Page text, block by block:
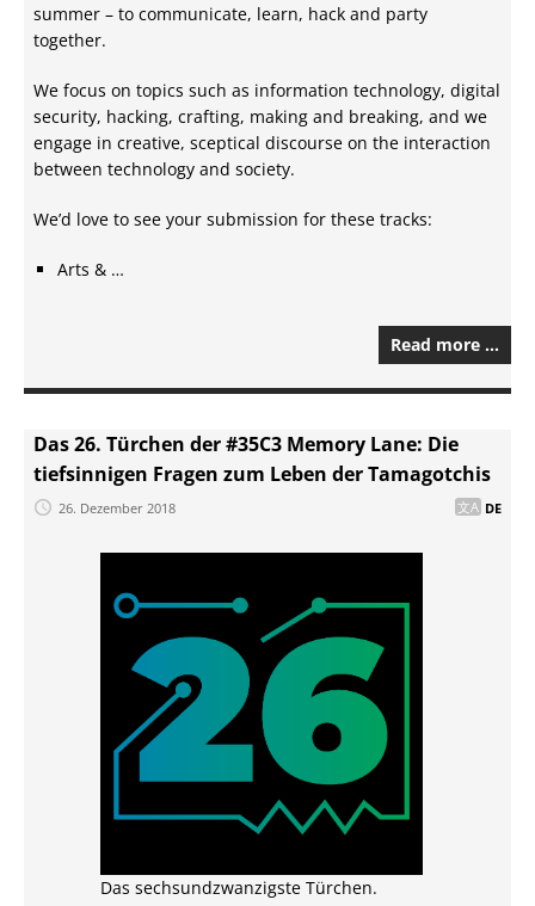
summer – to communicate, learn, hack and party
together.
We focus on topics such as information technology, digital
security, hacking, crafting, making and breaking, and we
engage in creative, sceptical discourse on the interaction
between technology and society.
We’d love to see your submission for these tracks:
Arts & …
Read more …
Das 26. Türchen der #35C3 Memory Lane: Die
tiefsinnigen Fragen zum Leben der Tamagotchis
26. Dezember 2018 DE
Das sechsundzwanzigste Türchen.